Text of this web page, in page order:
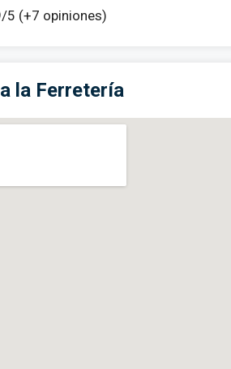
(+7 opiniones)
la Ferretería